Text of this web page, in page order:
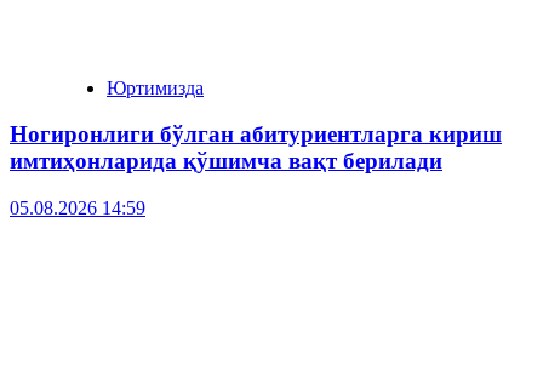
Юртимизда
Ногиронлиги бўлган абитуриентларга кириш
имтиҳонларида қўшимча вақт берилади
05.08.2026 14:59